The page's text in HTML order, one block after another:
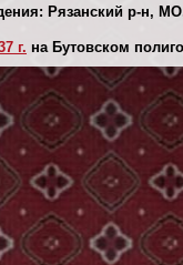
Рязанский р-н,
г. на Бутовском